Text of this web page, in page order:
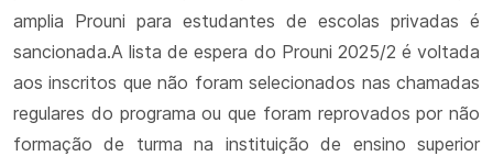
amplia Prouni para estudantes de escolas privadas é
sancionada.A lista de espera do Prouni 2025/2 é voltada
aos inscritos que não foram selecionados nas chamadas
regulares do programa ou que foram reprovados por não
formação de turma na instituição de ensino superior